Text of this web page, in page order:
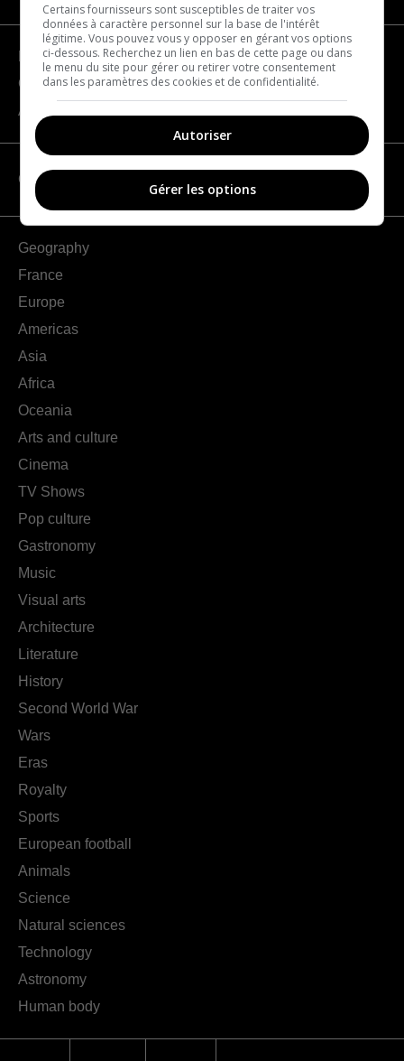
Become a partner
Contact us
About us
CATEGORIES
Geography
France
Europe
Americas
Asia
Africa
Oceania
Arts and culture
Cinema
TV Shows
Pop culture
Gastronomy
Music
Visual arts
Architecture
Literature
History
Second World War
Wars
Eras
Royalty
Sports
European football
Animals
Science
Natural sciences
Technology
Astronomy
Human body
Certains fournisseurs sont susceptibles de traiter vos
données à caractère personnel sur la base de l'intérêt
légitime. Vous pouvez vous y opposer en gérant vos options
ci-dessous. Recherchez un lien en bas de cette page ou dans
le menu du site pour gérer ou retirer votre consentement
dans les paramètres des cookies et de confidentialité.
Autoriser
Gérer les options